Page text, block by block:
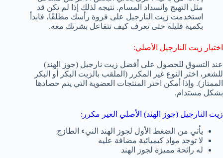
مثل التهيج وانسداد المسام. نتيجه لذلك إذا لم تكن قد
استخدمت زيت النارجيل على فروة رأسك مطلقًا، فابدأ
بكمية قليلة حتى تعرف كيف تتفاعل بشرتك معه.
اختيار زيت النارجيل الأصلي:
عند التسوق للحصول على أفضل زيت نارجيل (جوز الهند)
للشعر، اختر النوع غير المكرر (الملقب بالزيت البكر أو البكر
الممتاز). وإذا أمكن اختر المنتجات العضوية التي يتم حصادها
بشكل مستدام.
زيت النارجيل (جوز الهند) الأصلي الغير مكرر:
يأتي من الضغط الأول لجوز الهند النيء الطازج
لا توجد مواد كيميائية مضافة عليه
له رائحة مميزة لجوز الهند